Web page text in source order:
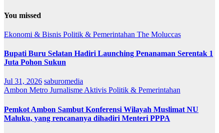
You missed
Ekonomi & Bisnis Politik & Pemerintahan The Moluccas
Bupati Buru Selatan Hadiri Launching Penanaman Serentak 1
Juta Pohon Sukun
Jul 31, 2026 saburomedia
Ambon Metro Jurnalisme Aktivis Politik & Pemerintahan
Pemkot Ambon Sambut Konferensi Wilayah Muslimat NU
Maluku, yang rencananya dihadiri Menteri PPPA